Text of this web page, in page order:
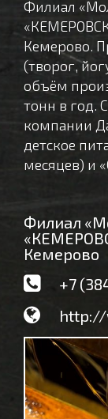
Филиал
Кемерово.
(творог,
объём
тонн в год.
компании
детское
месяцев) и
Филиал
Кемерово
+7
http://